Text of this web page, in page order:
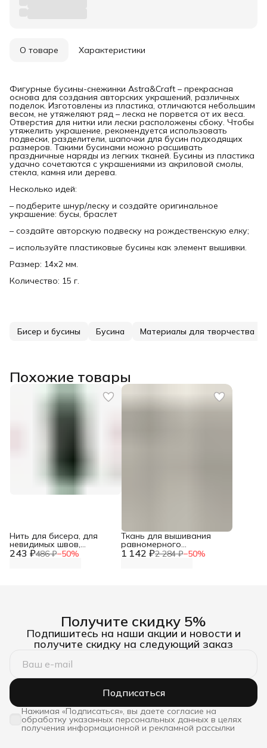
О товаре Характеристики
Фигурные бусины-снежинки Astra&Craft – прекрасная
основа для создания авторских украшений, различных
поделок. Изготовлены из пластика, отличаются небольшим
весом, не утяжеляют ряд – леска не порвется от их веса.
Отверстия для нитки или лески расположены сбоку. Чтобы
утяжелить украшение, рекомендуется использовать
подвески, разделители, шапочки для бусин подходящих
размеров. Такими бусинами можно расшивать
праздничные наряды из легких тканей. Бусины из пластика
удачно сочетаются с украшениями из акриловой смолы,
стекла, камня или дерева.
Несколько идей:
– подберите шнур/леску и создайте оригинальное
украшение: бусы, браслет
– создайте авторскую подвеску на рождественскую елку;
– используйте пластиковые бусины как элемент вышивки.
Размер: 14х2 мм.
Количество: 15 г.
Бисер и бусины Бусина Материалы для творчества
Похожие товары
243 ₽486 ₽−50%
Нить для бисера, для
невидимых швов,
мононить 0,1 мм, 5000 м, 1 142 ₽2 284 ₽−50%
Ткань для вышивания
равномерного
переплетения 32ct,
Получите скидку 5%
Подпишитесь на наши акции и новости и
получите скидку на следующий заказ
Подписаться
Нажимая «Подписаться», вы даете согласие на
обработку указанных персональных данных в целях
получения информационной и рекламной рассылки